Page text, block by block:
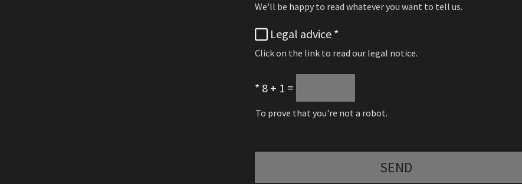
We'll be happy to read whatever you want to tell us.
Legal advice *
Click on the link to read our legal notice.
* 8 + 1 =
To prove that you're not a robot.
SEND